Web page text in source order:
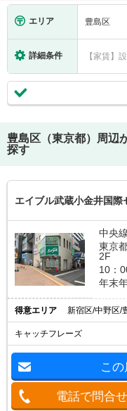
エリア 豊島区
詳細条件 【家賃】
豊島区（東京都）
周辺
探す
エイブル武蔵小金井国際
中央
東京
2F
10：
年末
得意エリア 新宿区/中野区/
キャッチフレーズ
こ
電話で問合せ